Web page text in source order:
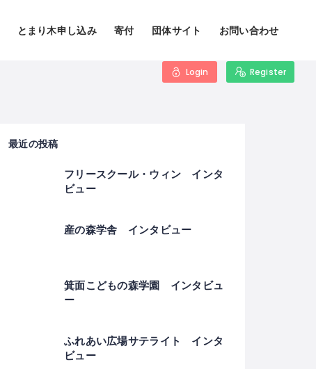
とまり木申し込み 寄付 団体サイト お問い合わせ
Login Register
最近の投稿
フリースクール・ウィン インタ
ビュー
産の森学舎 インタビュー
箕面こどもの森学園 インタビュ
ー
ふれあい広場サテライト インタ
ビュー